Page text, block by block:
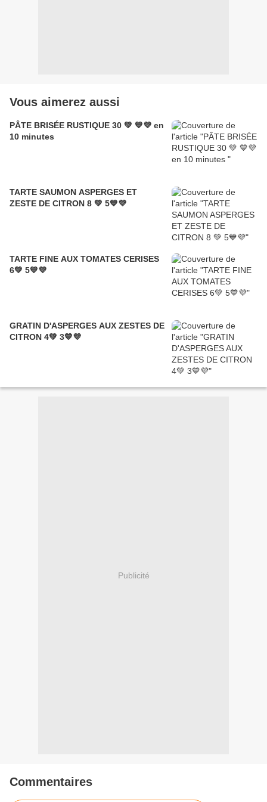
Vous aimerez aussi
PÂTE BRISÉE RUSTIQUE 30 💚 💙💜 en
10 minutes
TARTE SAUMON ASPERGES ET
ZESTE DE CITRON 8 💚 5💙💜
TARTE FINE AUX TOMATES CERISES
6💚 5💙💜
GRATIN D'ASPERGES AUX ZESTES DE
CITRON 4💚 3💙💜
Publicité
Commentaires